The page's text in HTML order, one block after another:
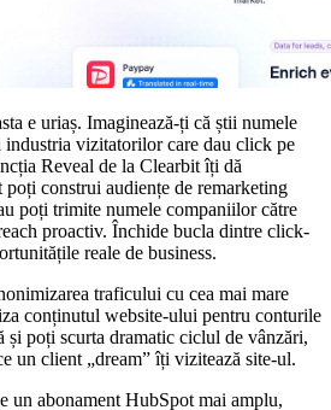
e uriaș. Imaginează-ți că știi numele
industria vizitatorilor care dau click pe
Reveal de la Clearbit îți dă
poți construi audiențe de remarketing
poți trimite numele companiilor către
proactiv. Închide bucla dintre click-
reale de business.
traficului cu cea mai mare
conținutul website-ului pentru conturile
și poți scurta dramatic ciclul de vânzări,
un client „dream” îți vizitează site-ul.
un abonament HubSpot mai amplu,